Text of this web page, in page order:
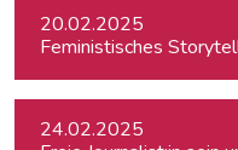
20.02.2025
Feministisches
24.02.2025